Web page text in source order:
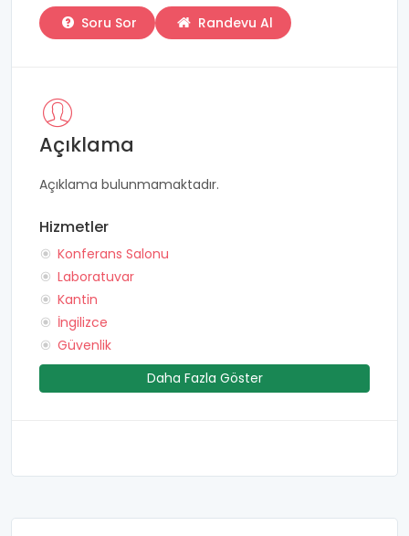
Soru Sor
Randevu Al
Açıklama
Açıklama bulunmamaktadır.
Hizmetler
Konferans Salonu
Laboratuvar
Kantin
İngilizce
Güvenlik
Daha Fazla Göster